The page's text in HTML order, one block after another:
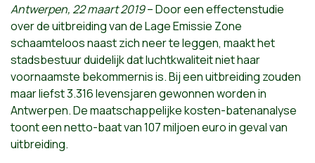
Antwerpen, 22 maart 2019– Door een effectenstudie
over de uitbreiding van de Lage Emissie Zone
schaamteloos naast zich neer te leggen, maakt het
stadsbestuur duidelijk dat luchtkwaliteit niet haar
voornaamste bekommernis is. Bij een uitbreiding zouden
maar liefst 3.316 levensjaren gewonnen worden in
Antwerpen. De maatschappelijke kosten-batenanalyse
toont een netto-baat van 107 miljoen euro in geval van
uitbreiding.